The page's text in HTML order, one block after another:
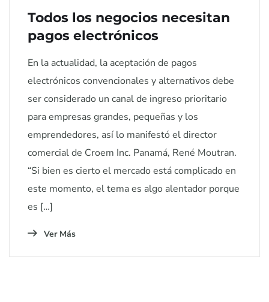
Todos los negocios necesitan
pagos electrónicos
En la actualidad, la aceptación de pagos
electrónicos convencionales y alternativos debe
ser considerado un canal de ingreso prioritario
para empresas grandes, pequeñas y los
emprendedores, así lo manifestó el director
comercial de Croem Inc. Panamá, René Moutran.
“Si bien es cierto el mercado está complicado en
este momento, el tema es algo alentador porque
es […]
Ver Más